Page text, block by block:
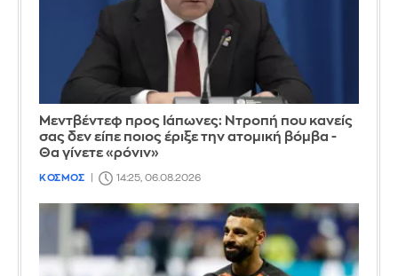
Μεντβέντεφ προς Ιάπωνες: Ντροπή που κανείς
σας δεν είπε ποιος έριξε την ατομική βόμβα -
Θα γίνετε «ρόνιν»
ΚΟΣΜΟΣ 14:25, 06.08.2026